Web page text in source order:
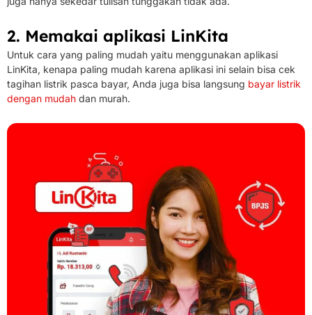
2. Memakai aplikasi LinKita
Untuk cara yang paling mudah yaitu menggunakan aplikasi
LinKita, kenapa paling mudah karena aplikasi ini selain bisa cek
tagihan listrik pasca bayar, Anda juga bisa langsung bayar listrik
dengan mudah dan murah.